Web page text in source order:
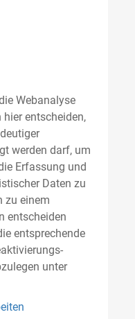
Webanalyse
entscheiden,
werden darf, um
Erfassung und
Daten zu
zu einem
entscheiden
entsprechende
unter